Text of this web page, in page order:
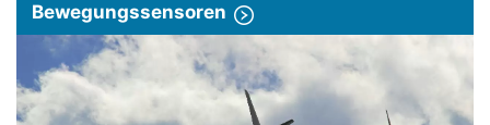
Bewegungssensoren